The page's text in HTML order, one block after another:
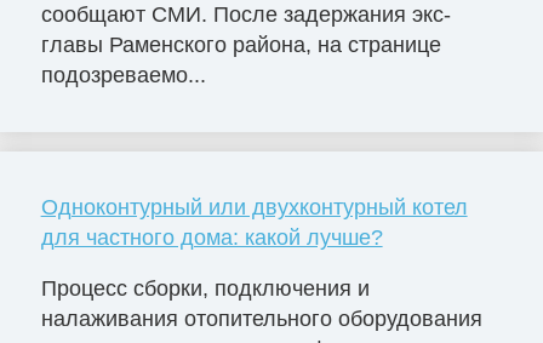
сообщают СМИ. После задержания экс-
главы Раменского района, на странице
подозреваемо...
Одноконтурный или двухконтурный котел
для частного дома: какой лучше?
Процесс сборки, подключения и
налаживания отопительного оборудования